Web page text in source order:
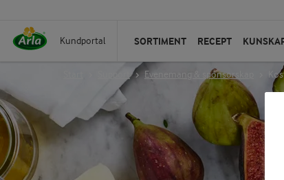
Kundportal SORTIMENT RECEPT
Evenemang & sponsorskap